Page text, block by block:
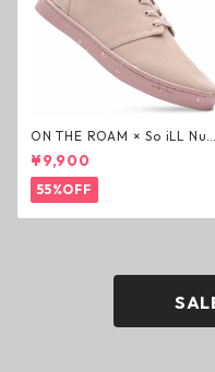
ON THE ROAM × So iLL Nubu
ck Wino ライフスタイルシュ
ーズ ダーティーピンク オンザ
ローム ジェイソンモモア OTR
スニーカー
¥9,900
55%OFF